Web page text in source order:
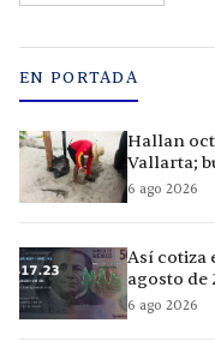
EN PORTADA
Hallan
Vallarta;
6 ago 2026
Así cotiza
agosto de
6 ago 2026